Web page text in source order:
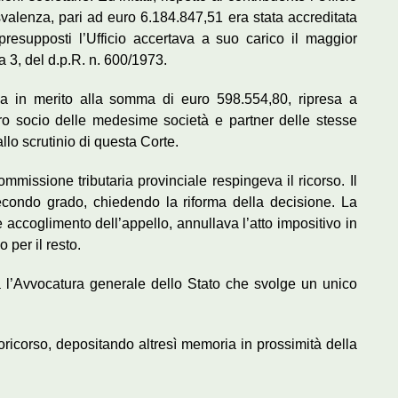
pari ad euro 6.184.847,51 era stata accreditata
l’Ufficio accertava a suo carico il maggior
3, del d.p.R. n. 600/1973.
in merito alla somma di euro 598.554,80, ripresa a
socio delle medesime società e partner delle stesse
scrutinio di questa Corte.
tributaria provinciale respingeva il ricorso. Il
grado, chiedendo la riforma della decisione. La
dell’appello, annullava l’atto impositivo in
per il resto.
generale dello Stato che svolge un unico
depositando altresì memoria in prossimità della